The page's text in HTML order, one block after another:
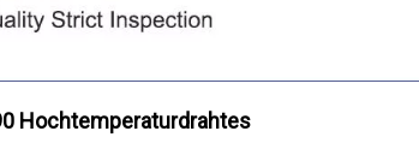
Hochtemperaturdrahtes